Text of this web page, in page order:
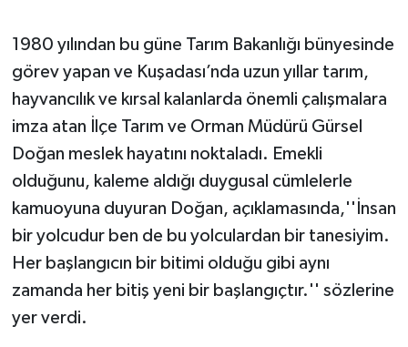
1980 yılından bu güne Tarım Bakanlığı bünyesinde
görev yapan ve Kuşadası’nda uzun yıllar tarım,
hayvancılık ve kırsal kalanlarda önemli çalışmalara
imza atan İlçe Tarım ve Orman Müdürü Gürsel
Doğan meslek hayatını noktaladı. Emekli
olduğunu, kaleme aldığı duygusal cümlelerle
kamuoyuna duyuran Doğan, açıklamasında,''İnsan
bir yolcudur ben de bu yolculardan bir tanesiyim.
Her başlangıcın bir bitimi olduğu gibi aynı
zamanda her bitiş yeni bir başlangıçtır.'' sözlerine
yer verdi.